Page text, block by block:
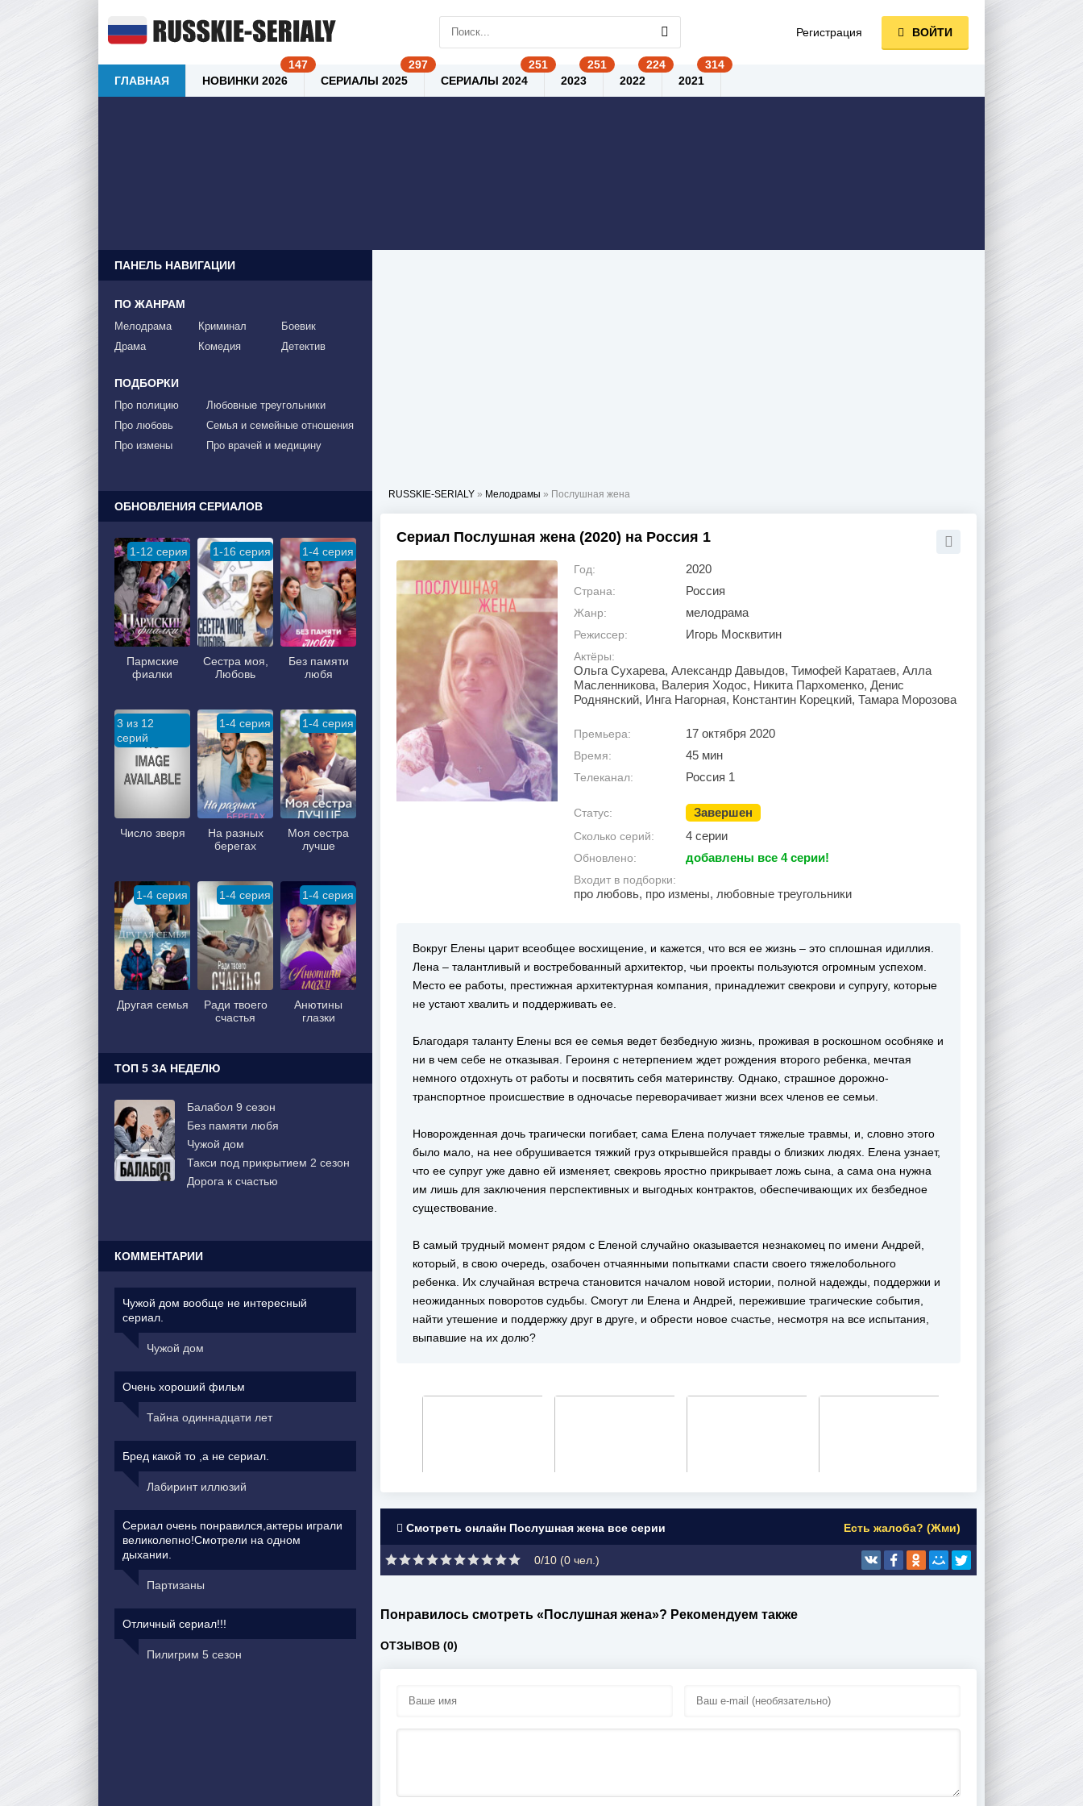
RUSSKIE-SERIALY » Мелодрамы » Послушная жена
Сериал Послушная жена (2020) на Россия 1
Год: 2020
Страна: Россия
Жанр: мелодрама
Режиссер: Игорь Москвитин
Актёры:
Ольга Сухарева, Александр Давыдов, Тимофей Каратаев, Алла
Масленникова, Валерия Ходос, Никита Пархоменко, Денис
Роднянский, Инга Нагорная, Константин Корецкий, Тамара Морозова
Премьера: 17 октября 2020
Время: 45 мин
Телеканал: Россия 1
Статус: Завершен
Сколько серий: 4 серии
Обновлено: добавлены все 4 серии!
Входит в подборки:
про любовь, про измены, любовные треугольники
Вокруг Елены царит всеобщее восхищение, и кажется, что вся ее жизнь – это сплошная идиллия.
Лена – талантливый и востребованный архитектор, чьи проекты пользуются огромным успехом.
Место ее работы, престижная архитектурная компания, принадлежит свекрови и супругу, которые
не устают хвалить и поддерживать ее.
Благодаря таланту Елены вся ее семья ведет безбедную жизнь, проживая в роскошном особняке и
ни в чем себе не отказывая. Героиня с нетерпением ждет рождения второго ребенка, мечтая
немного отдохнуть от работы и посвятить себя материнству. Однако, страшное дорожно-
транспортное происшествие в одночасье переворачивает жизни всех членов ее семьи.
Новорожденная дочь трагически погибает, сама Елена получает тяжелые травмы, и, словно этого
было мало, на нее обрушивается тяжкий груз открывшейся правды о близких людях. Елена узнает,
что ее супруг уже давно ей изменяет, свекровь яростно прикрывает ложь сына, а сама она нужна
им лишь для заключения перспективных и выгодных контрактов, обеспечивающих их безбедное
существование.
В самый трудный момент рядом с Еленой случайно оказывается незнакомец по имени Андрей,
который, в свою очередь, озабочен отчаянными попытками спасти своего тяжелобольного
ребенка. Их случайная встреча становится началом новой истории, полной надежды, поддержки и
неожиданных поворотов судьбы. Смогут ли Елена и Андрей, пережившие трагические события,
найти утешение и поддержку друг в друге, и обрести новое счастье, несмотря на все испытания,
выпавшие на их долю?
Смотреть онлайн Послушная жена все серии Есть жалоба? (Жми)
0/10 (0 чел.)
Понравилось смотреть «Послушная жена»? Рекомендуем также
ОТЗЫВОВ (0)
ПАНЕЛЬ НАВИГАЦИИ
ПО ЖАНРАМ
Мелодрама
Драма
Криминал
Комедия
Боевик
Детектив
ПОДБОРКИ
Про полицию
Про любовь
Про измены
Любовные треугольники
Семья и семейные отношения
Про врачей и медицину
ОБНОВЛЕНИЯ СЕРИАЛОВ
1-12 серия
Пармские
фиалки
1-16 серия
Сестра моя,
Любовь
1-4 серия
Без памяти
любя
3 из 12
серий
Число зверя
1-4 серия
На разных
берегах
1-4 серия
Моя сестра
лучше
1-4 серия
Другая семья
1-4 серия
Ради твоего
счастья
1-4 серия
Анютины
глазки
ТОП 5 ЗА НЕДЕЛЮ
Балабол 9 сезон
Без памяти любя
Чужой дом
Такси под прикрытием 2 сезон
Дорога к счастью
КОММЕНТАРИИ
Чужой дом вообще не интересный
сериал.
Чужой дом
Очень хороший фильм
Тайна одиннадцати лет
Бред какой то ,а не сериал.
Лабиринт иллюзий
Сериал очень понравился,актеры играли
великолепно!Смотрели на одном
дыхании.
Партизаны
Отличный сериал!!!
Пилигрим 5 сезон
Регистрация ВОЙТИ
ГЛАВНАЯ НОВИНКИ 2026 СЕРИАЛЫ 2025 СЕРИАЛЫ 2024 2023 2022 2021